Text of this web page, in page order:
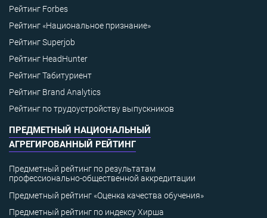
Рейтинг Forbes
Рейтинг «Национальное признание»
Рейтинг Superjob
Рейтинг HeadHunter
Рейтинг Табитуриент
Рейтинг Brand Analytics
Рейтинг по трудоустройству выпускников
ПРЕДМЕТНЫЙ НАЦИОНАЛЬНЫЙ
АГРЕГИРОВАННЫЙ РЕЙТИНГ
Предметный рейтинг по результатам
профессионально-общественной аккредитации
Предметный рейтинг «Оценка качества обучения»
Предметный рейтинг по индексу Хирша